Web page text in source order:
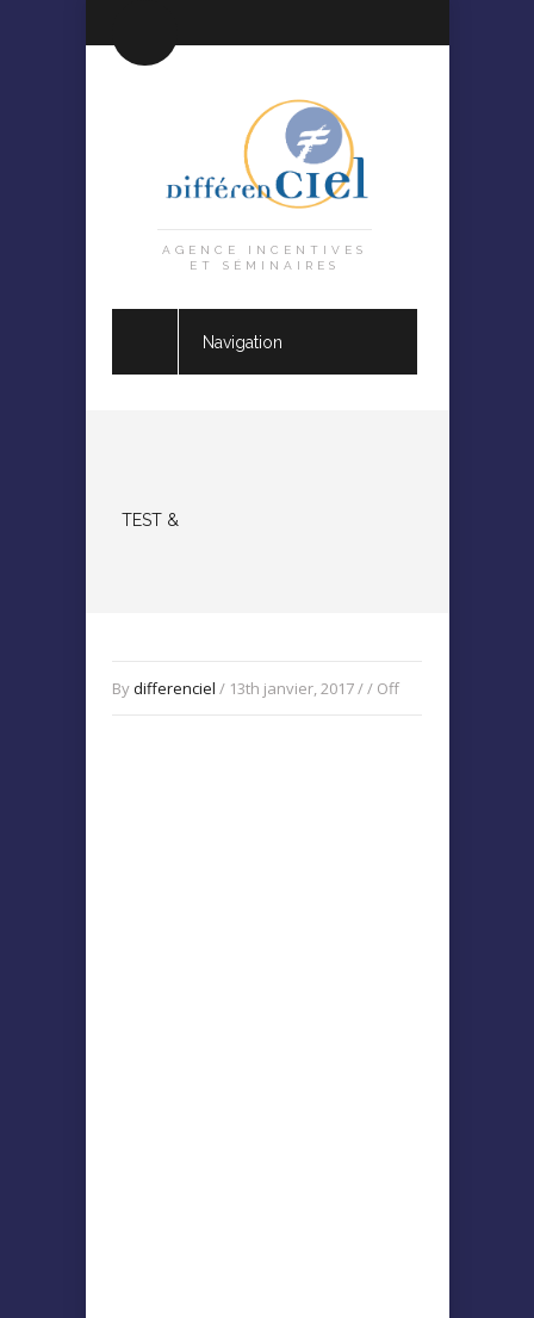
AGENCE INCENTIVES
ET SÉMINAIRES
Navigation
TEST &
Bydifferenciel / 13th janvier, 2017 / / Off